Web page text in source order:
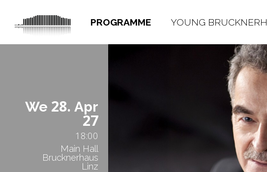
PROGRAMME YOUNG
We 28. Apr
27
18:00
Main Hall
Brucknerhaus
Linz